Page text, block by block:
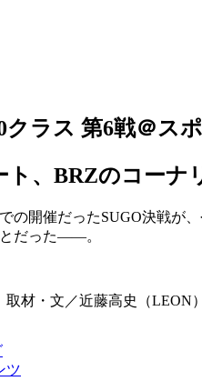
クラス 第6戦＠ス
ト、BRZのコー
の開催だったSUGO決戦が
だった――。
材・文／近藤高史（LEON）
ツ